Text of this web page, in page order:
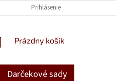
Prihlásenie
NÁKUPNÝ
Prázdny košík
Darčekové sady